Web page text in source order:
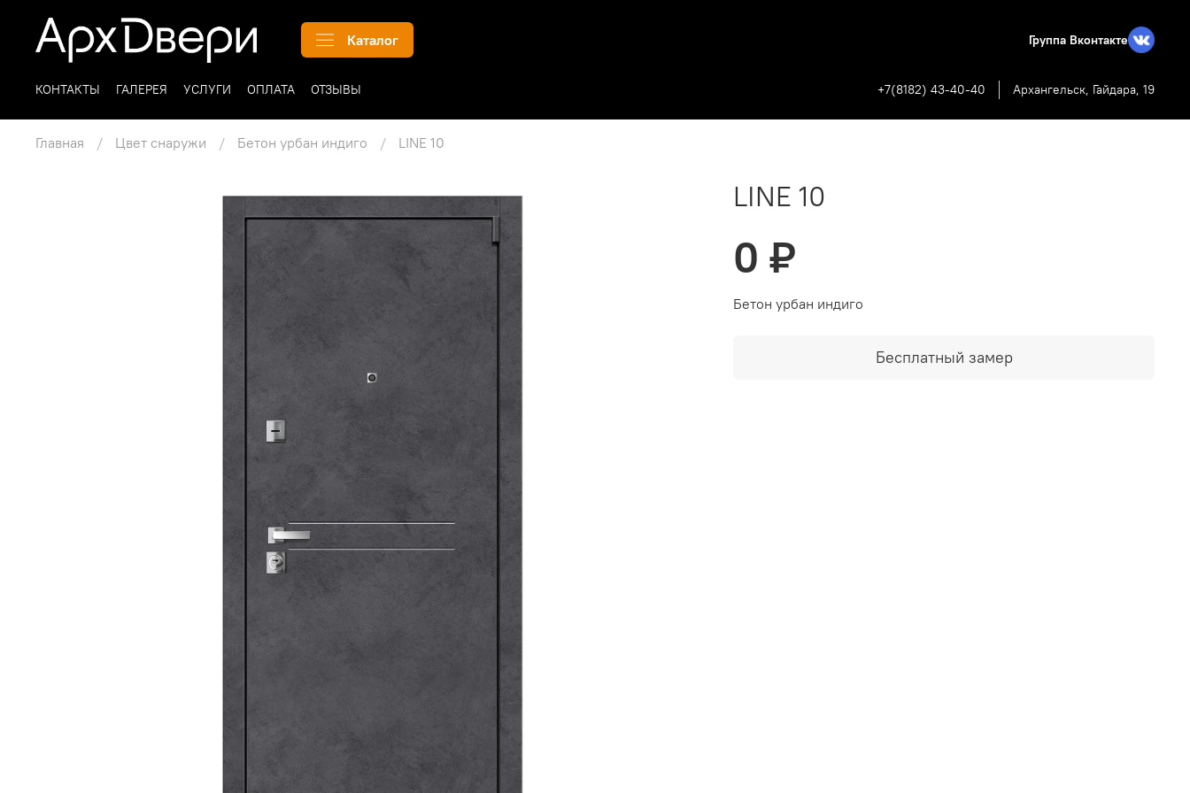
Каталог Группа Вконтакте
КОНТАКТЫ ГАЛЕРЕЯ УСЛУГИ ОПЛАТА ОТЗЫВЫ +7(8182) 43-40-40 Архангельск, Гайдара, 19
Главная Цвет снаружи Бетон урбан индиго LINE 10
LINE 10
0 ₽
Бетон урбан индиго
Бесплатный замер